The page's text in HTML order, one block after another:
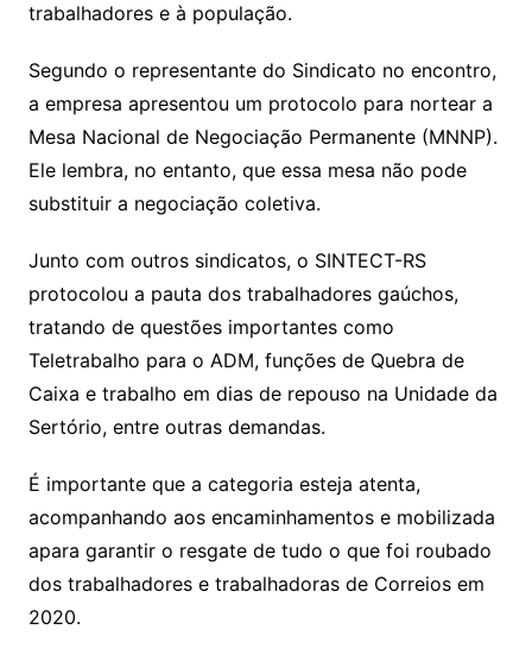
trabalhadores e à população.
Segundo o representante do Sindicato no encontro,
a empresa apresentou um protocolo para nortear a
Mesa Nacional de Negociação Permanente (MNNP).
Ele lembra, no entanto, que essa mesa não pode
substituir a negociação coletiva.
Junto com outros sindicatos, o SINTECT-RS
protocolou a pauta dos trabalhadores gaúchos,
tratando de questões importantes como
Teletrabalho para o ADM, funções de Quebra de
Caixa e trabalho em dias de repouso na Unidade da
Sertório, entre outras demandas.
É importante que a categoria esteja atenta,
acompanhando aos encaminhamentos e mobilizada
apara garantir o resgate de tudo o que foi roubado
dos trabalhadores e trabalhadoras de Correios em
2020.